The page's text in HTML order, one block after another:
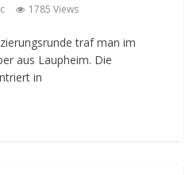
1785 Views
traf man im
aus Laupheim. Die
in